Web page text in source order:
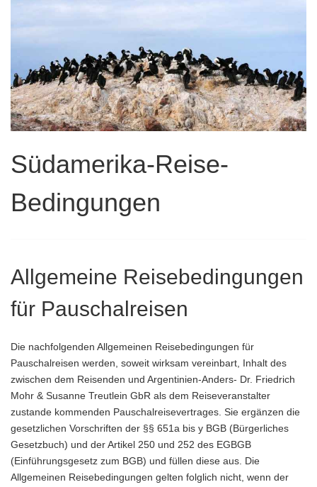
Südamerika-Reise-
Bedingungen
Allgemeine Reisebedingungen
für Pauschalreisen
Die nachfolgenden Allgemeinen Reisebedingungen für
Pauschalreisen werden, soweit wirksam vereinbart, Inhalt des
zwischen dem Reisenden und Argentinien-Anders- Dr. Friedrich
Mohr & Susanne Treutlein GbR als dem Reiseveranstalter
zustande kommenden Pauschalreisevertrages. Sie ergänzen die
gesetzlichen Vorschriften der §§ 651a bis y BGB (Bürgerliches
Gesetzbuch) und der Artikel 250 und 252 des EGBGB
(Einführungsgesetz zum BGB) und füllen diese aus. Die
Allgemeinen Reisebedingungen gelten folglich nicht, wenn der